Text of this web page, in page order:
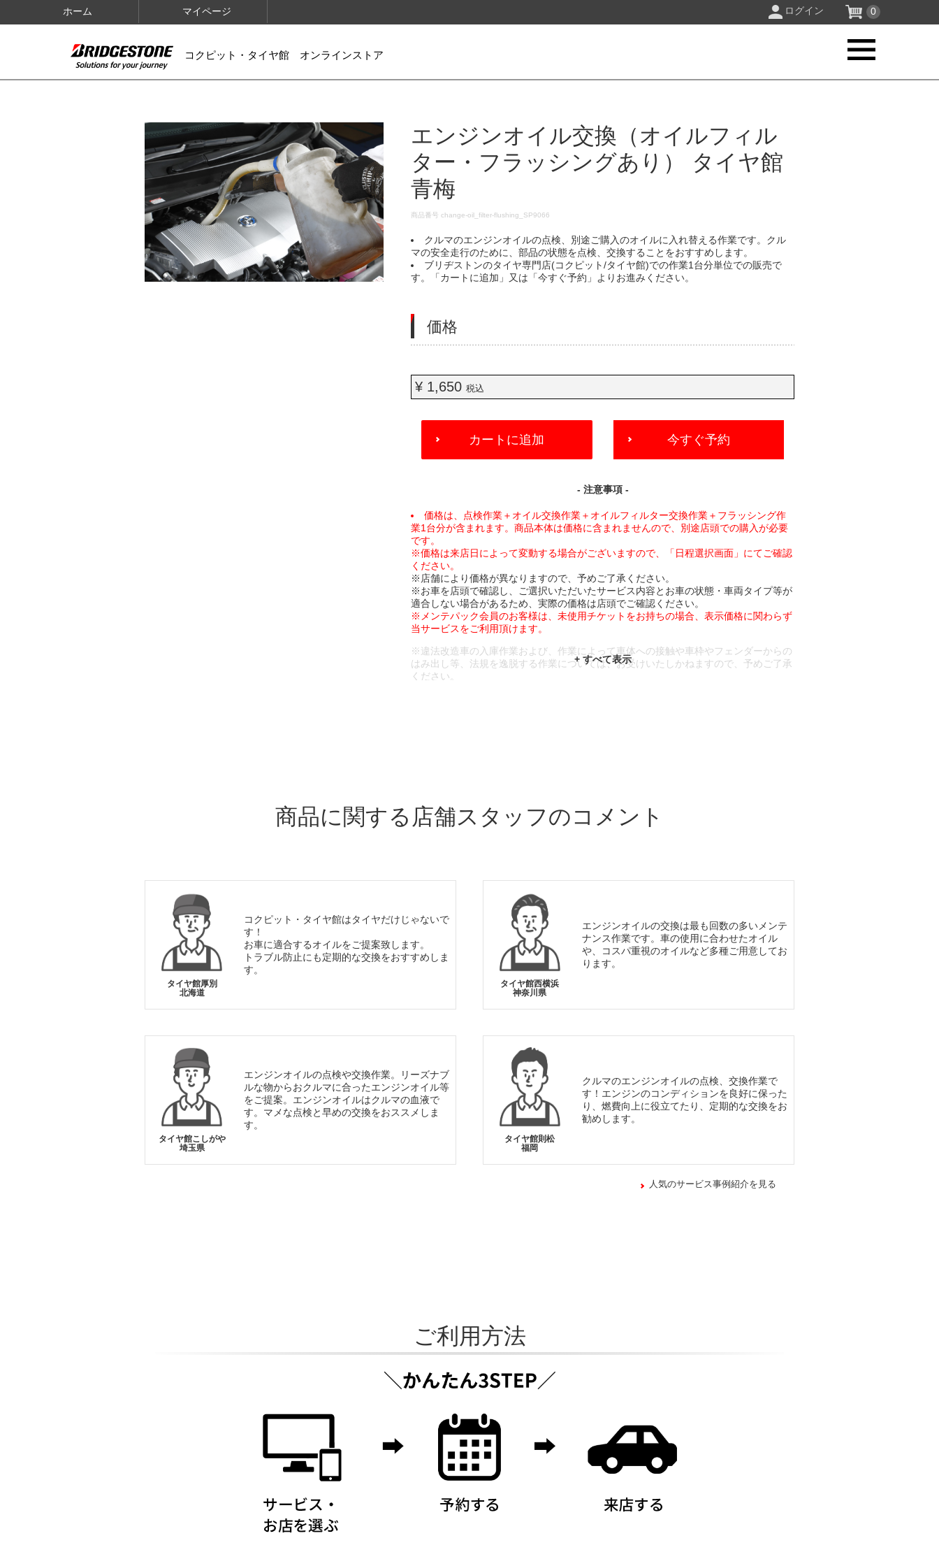
ホーム マイページ ログイン 0
コクピット・タイヤ館 オンラインストア
IMAGES
エンジンオイル交換（オイルフィル
ター・フラッシングあり） タイヤ館
青梅
DETAILS
商品番号change-oil_filter-flushing_SP9066
クルマのエンジンオイルの点検、別途ご購入のオイルに入れ替える作業です。クル
マの安全走行のために、部品の状態を点検、交換することをおすすめします。
ブリヂストンのタイヤ専門店(コクピット/タイヤ館)での作業1台分単位での販売で
す。「カートに追加」又は「今すぐ予約」よりお進みください。
価格
¥ 1,650税込
ADD
CART
カートに追加 今すぐ予約
- 注意事項 -
価格は、点検作業＋オイル交換作業＋オイルフィルター交換作業＋フラッシング作
業1台分が含まれます。商品本体は価格に含まれませんので、別途店頭での購入が必要
です。
※価格は来店日によって変動する場合がございますので、「日程選択画面」にてご確認
ください。
※店舗により価格が異なりますので、予めご了承ください。
※お車を店頭で確認し、ご選択いただいたサービス内容とお車の状態・車両タイプ等が
適合しない場合があるため、実際の価格は店頭でご確認ください。
※メンテパック会員のお客様は、未使用チケットをお持ちの場合、表示価格に関わらず
当サービスをご利用頂けます。
※違法改造車の入庫作業および、作業によって車体への接触や車枠やフェンダーからの
はみ出し等、法規を逸脱する作業については、お受けいたしかねますので、予めご了承
ください。
商品に関する店舗スタッフのコメント
タイヤ館厚別
北海道
コクピット・タイヤ館はタイヤだけじゃないで
す！
お車に適合するオイルをご提案致します。
トラブル防止にも定期的な交換をおすすめしま
す。
タイヤ館西横浜
神奈川県
エンジンオイルの交換は最も回数の多いメンテ
ナンス作業です。車の使用に合わせたオイル
や、コスパ重視のオイルなど多種ご用意してお
ります。
タイヤ館こしがや
埼玉県
エンジンオイルの点検や交換作業。リーズナブ
ルな物からおクルマに合ったエンジンオイル等
をご提案。エンジンオイルはクルマの血液で
す。マメな点検と早めの交換をおススメしま
す。
タイヤ館則松
福岡
クルマのエンジンオイルの点検、交換作業で
す！エンジンのコンディションを良好に保った
り、燃費向上に役立てたり、定期的な交換をお
勧めします。
人気のサービス事例紹介を見る
ご利用方法